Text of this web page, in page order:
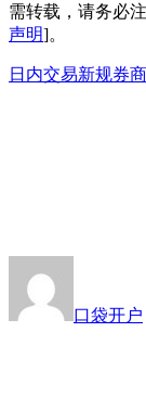
需转载，请务必
声明]。
日内交易新规券
口袋开户